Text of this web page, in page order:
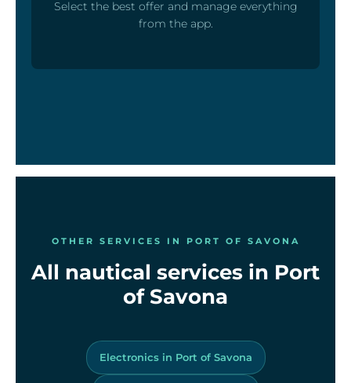
Select the best offer and manage everything
from the app.
OTHER SERVICES IN PORT OF SAVONA
All nautical services in Port
of Savona
Electronics in Port of Savona